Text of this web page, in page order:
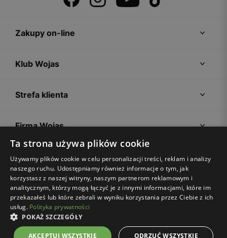
Zakupy on-line
Klub Wojas
Strefa klienta
Firma Wojas
Porady
Regulamin sklepu Polityka prywatności Ustawienia plików cookies
Ta strona używa plików cookie
Używamy plików cookie w celu personalizacji treści, reklam i analizy
naszego ruchu. Udostępniamy również informacje o tym, jak
korzystasz z naszej witryny, naszym partnerom reklamowym i
analitycznym, którzy mogą łączyć je z innymi informacjami, które im
przekazałeś lub które zebrali w wyniku korzystania przez Ciebie z ich
usług. Polityka prywatności
POKAŻ SZCZEGÓŁY
AKCEPTUJ WSZYSTKIE ODRZUĆ WSZYSTKIE